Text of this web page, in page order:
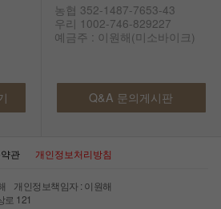
농협 352-1487-7653-43
우리 1002-746-829227
예금주 : 이원해(미소바이크)
Q&A 문의게시판
관 개인정보처리방침
개인정보책임자 : 이원해
로 121